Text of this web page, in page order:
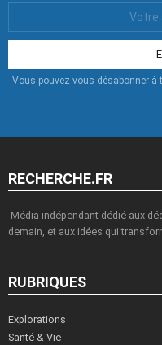
:
Vous pouvez vous désabonner
RECHERCHE.FR
Média indépendant dédié aux
demain, et aux idées qui
RUBRIQUES
Explorations
Santé & Vie